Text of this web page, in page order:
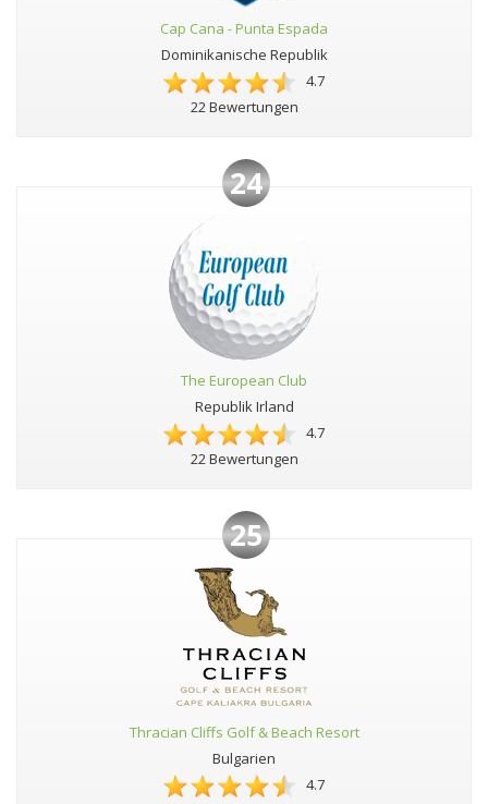
Cap Cana - Punta Espada
Dominikanische Republik
4.7
22 Bewertungen
24
The European Club
Republik Irland
4.7
22 Bewertungen
25
Thracian Cliffs Golf & Beach Resort
Bulgarien
4.7